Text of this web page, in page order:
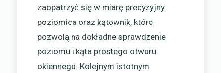
zaopatrzyć się w miarę precyzyjny
poziomica oraz kątownik, które
pozwolą na dokładne sprawdzenie
poziomu i kąta prostego otworu
okiennego. Kolejnym istotnym